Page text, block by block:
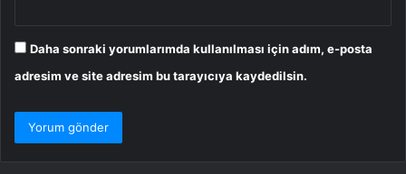
Daha sonraki yorumlarımda kullanılması için adım, e-posta
adresim ve site adresim bu tarayıcıya kaydedilsin.